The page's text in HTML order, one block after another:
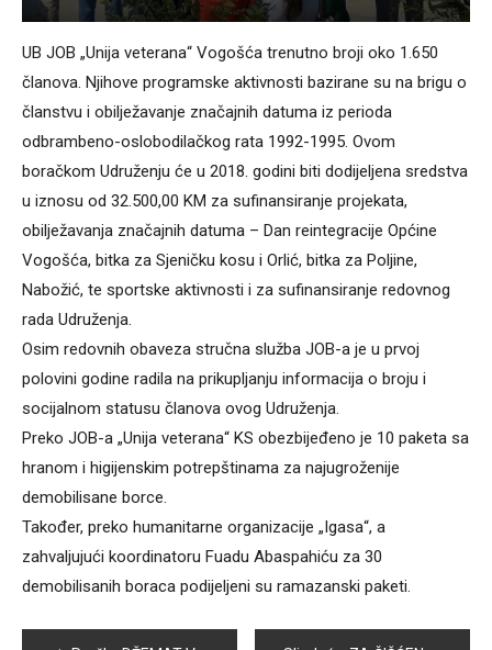
UB JOB „Unija veterana“ Vogošća trenutno broji oko 1.650
članova. Njihove programske aktivnosti bazirane su na brigu o
članstvu i obilježavanje značajnih datuma iz perioda
odbrambeno-oslobodilačkog rata 1992-1995. Ovom
boračkom Udruženju će u 2018. godini biti dodijeljena sredstva
u iznosu od 32.500,00 KM za sufinansiranje projekata,
obilježavanja značajnih datuma – Dan reintegracije Općine
Vogošća, bitka za Sjeničku kosu i Orlić, bitka za Poljine,
Nabožić, te sportske aktivnosti i za sufinansiranje redovnog
rada Udruženja.
Osim redovnih obaveza stručna služba JOB-a je u prvoj
polovini godine radila na prikupljanju informacija o broju i
socijalnom statusu članova ovog Udruženja.
Preko JOB-a „Unija veterana“ KS obezbijeđeno je 10 paketa sa
hranom i higijenskim potrepštinama za najugroženije
demobilisane borce.
Također, preko humanitarne organizacije „Igasa“, a
zahvaljujući koordinatoru Fuadu Abaspahiću za 30
demobilisanih boraca podijeljeni su ramazanski paketi.